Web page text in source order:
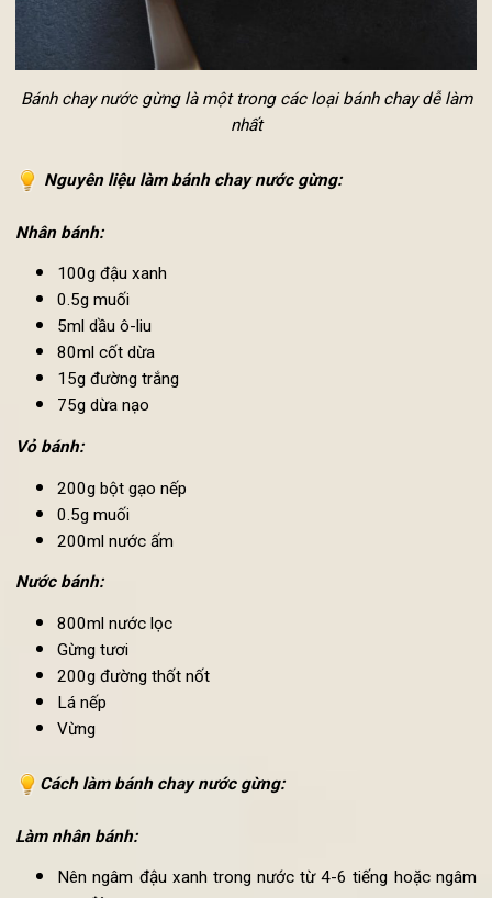
Nguyên liệu làm bánh chay nước gừng:
Nhân bánh:
100g đậu xanh
5ml dầu ô-liu
80ml cốt dừa
15g đường trắng
75g dừa nạo
Vỏ bánh:
200g bột gạo nếp
0.5g muối
200ml nước ấm
Nước bánh:
Gừng tươi
Lá nếp
Vừng